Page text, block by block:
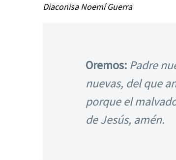
Diaconisa Noemí Guerra
Oremos: Padre
nuevas, del que
porque el
de Jesús, amén.